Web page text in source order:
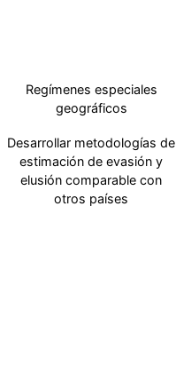
Regímenes especiales
geográficos
Desarrollar metodologías de
estimación de evasión y
elusión comparable con
otros países